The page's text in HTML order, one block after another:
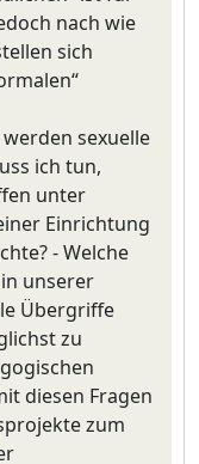
nach wie
sich
sexuelle
ich tun,
unter
Einrichtung
- Welche
unserer
Übergriffe
zu
diesen Fragen
zum